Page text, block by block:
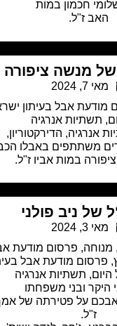
במות
ציפורה
אבל בעיתון ישראל
אנרגיה
הדירקטוריון,
באבלו הכבד
אביו ז"ל.
פולני
פרסום מודעת אבל
מודעת אבל בעיתון
אנרגיה
משפחתו
פטירתה של אמך